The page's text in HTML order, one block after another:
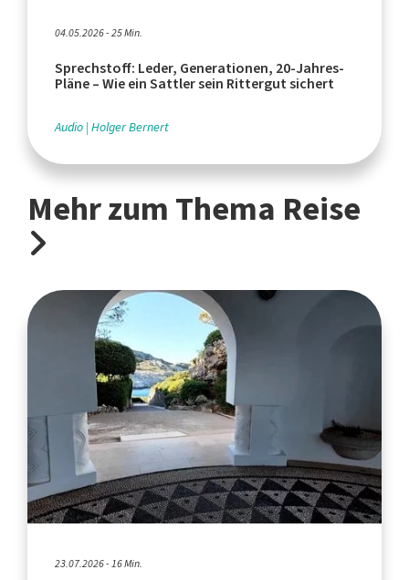
04.05.2026 - 25 Min.
Sprechstoff: Leder, Generationen, 20-Jahres-
Pläne – Wie ein Sattler sein Rittergut sichert
Audio Holger Bernert
Mehr zum Thema Reise
23.07.2026 - 16 Min.